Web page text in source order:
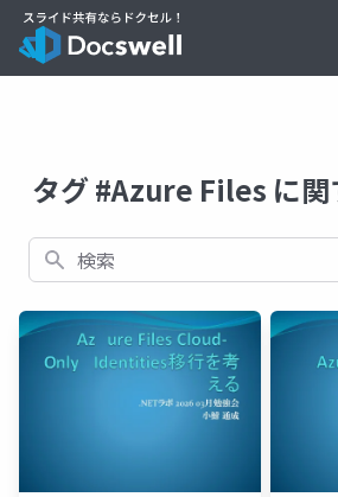
タグ #Azure Files に関
検索